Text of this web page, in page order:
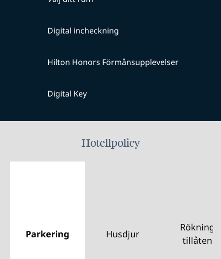
Digital incheckning
Hilton Honors Förmånsupplevelser
Digital Key
Hotellpolicy
Parkering Husdjur
Rökning
tillåten